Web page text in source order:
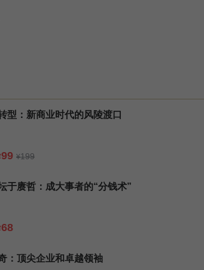
型：新商业时代的风陵渡口
99 ¥199
于赓哲：成大事者的“分钱术”
68
：顶尖企业和卓越领袖